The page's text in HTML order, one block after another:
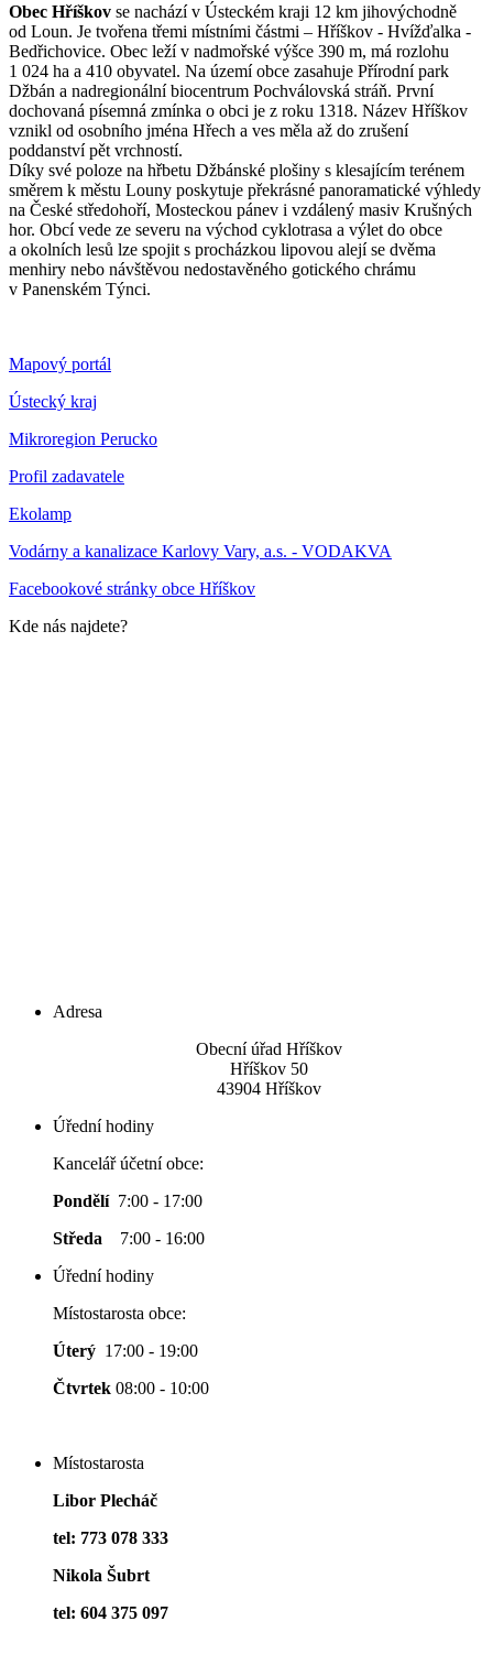
Obec Hříškov se nachází v Ústeckém kraji 12 km jihovýchodně
od Loun. Je tvořena třemi místními částmi – Hříškov - Hvížďalka -
Bedřichovice. Obec leží v nadmořské výšce 390 m, má rozlohu
1 024 ha a 410 obyvatel. Na území obce zasahuje Přírodní park
Džbán a nadregionální biocentrum Pochválovská stráň. První
dochovaná písemná zmínka o obci je z roku 1318. Název Hříškov
vznikl od osobního jména Hřech a ves měla až do zrušení
poddanství pět vrchností.
Díky své poloze na hřbetu Džbánské plošiny s klesajícím terénem
směrem k městu Louny poskytuje překrásné panoramatické výhledy
na České středohoří, Mosteckou pánev i vzdálený masiv Krušných
hor. Obcí vede ze severu na východ cyklotrasa a výlet do obce
a okolních lesů lze spojit s procházkou lipovou alejí se dvěma
menhiry nebo návštěvou nedostavěného gotického chrámu
v Panenském Týnci.
Mapový portál
Ústecký kraj
Mikroregion Perucko
Profil zadavatele
Ekolamp
Vodárny a kanalizace Karlovy Vary, a.s. - VODAKVA
Facebookové stránky obce Hříškov
Kde nás najdete?
Adresa
Obecní úřad Hříškov
Hříškov 50
43904 Hříškov
Úřední hodiny
Kancelář účetní obce:
Pondělí 7:00 - 17:00
Středa 7:00 - 16:00
Úřední hodiny
Místostarosta obce:
Úterý 17:00 - 19:00
Čtvrtek 08:00 - 10:00
Místostarosta
Libor Plecháč
tel: 773 078 333
Nikola Šubrt
tel: 604 375 097